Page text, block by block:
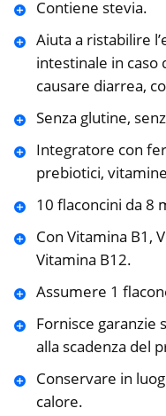
Contiene stevia.
Aiuta a ristabilire
intestinale in caso
causare diarrea,
Senza glutine,
Integratore con
prebiotici, vitamine
10 flaconcini da 8
Con Vitamina B1,
Vitamina B12.
Assumere 1
Fornisce garanzie
alla scadenza del
Conservare in
calore.